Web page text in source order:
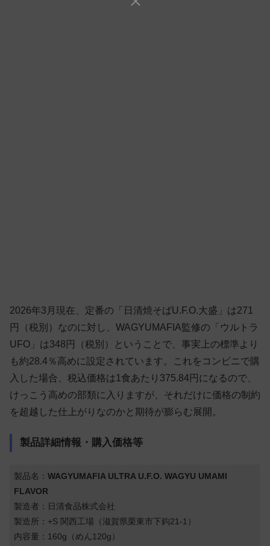
2026年3月現在、定番の「日清焼そばU.F.O.大盛」は271
円（税別）なのに対し、WAGYUMAFIA監修の「ウルトラ
UFO」は348円（税別）ということで、事実上の標準より
も約28.4％高めに設定されています。これをコンビニで購
入した場合、税込価格は1食あたり375.84円になるので、
けっこう高めの部類に入りますが、それだけに価格の制約
を超越した仕上がりなのかと期待が膨らむ展開。
製品詳細情報・購入価格等
製品名：WAGYUMAFIA ULTRA U.F.O. WAGYU UMAMI
FLAVOR
製造者：日清食品株式会社
製造所：+S 関西工場（滋賀県栗東市下鈎21-1）
内容量：160g（めん120g）